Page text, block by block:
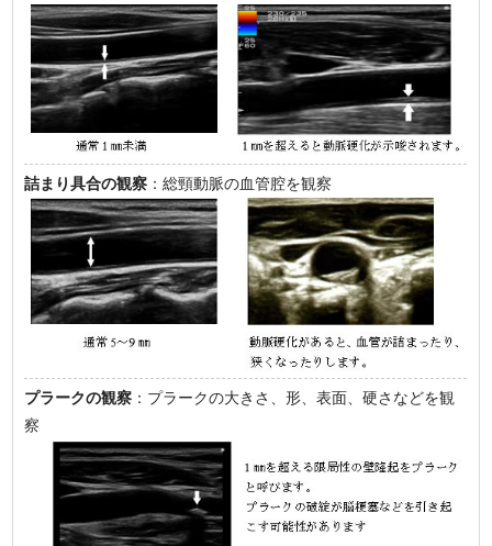
詰まり具合の観察 ：総頸動脈の血管腔を観察
プラークの観察 ：プラークの大きさ、形、表面、硬さなどを観
察